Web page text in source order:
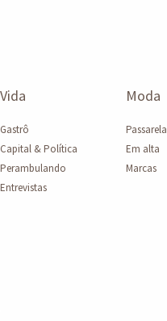
Vida
Gastrô
Capital & Política
Perambulando
Entrevistas
Moda
Passarela
Em alta
Marcas